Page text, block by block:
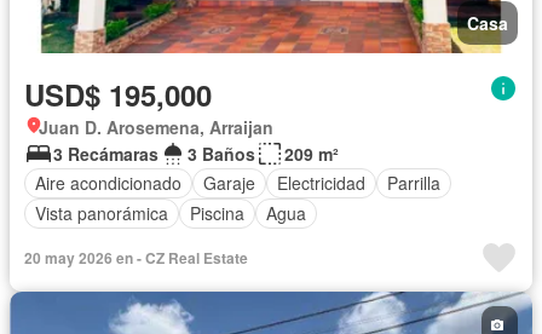
Casa
USD$ 195,000
Juan D. Arosemena, Arraijan
3 Recámaras
3 Baños
209 m²
Aire acondicionado
Garaje Electricidad
Parrilla
Vista panorámica
Piscina Agua
20 may 2026 en - CZ Real Estate